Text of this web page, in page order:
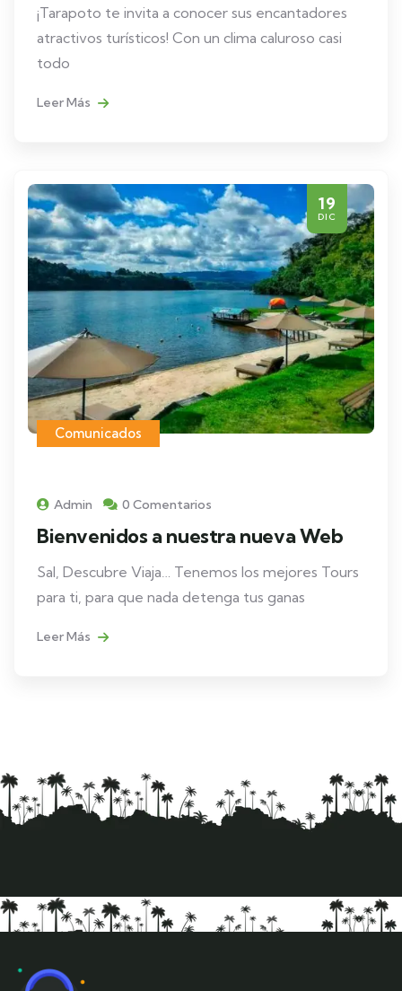
¡Tarapoto te invita a conocer sus encantadores
atractivos turísticos! Con un clima caluroso casi
todo
Leer Más
19
DIC
Comunicados
Admin 0 Comentarios
Bienvenidos a nuestra nueva Web
Sal, Descubre Viaja… Tenemos los mejores Tours
para ti, para que nada detenga tus ganas
Leer Más